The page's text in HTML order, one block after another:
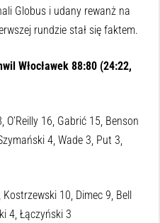
Globus i udany rewanż na
rundzie stał się faktem.
Włocławek 88:80 (24:22,
O’Reilly 16, Gabrić 15, Benson
4, Wade 3, Put 3,
10, Dimec 9, Bell
4, Łączyński 3